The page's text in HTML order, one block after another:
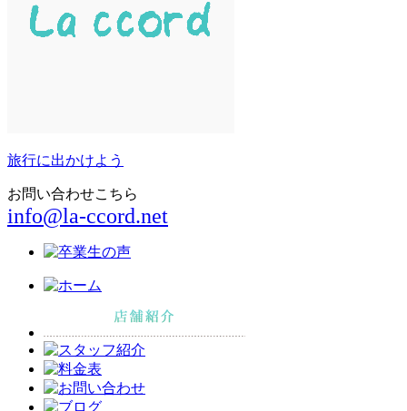
旅行に出かけよう
お問い合わせこちら
info@la-ccord.net